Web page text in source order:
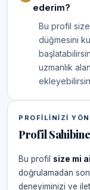
ederim?
Bu profil
düğmesini
uzmanlık
PROFILINIZI
Profil
Bu profil size mi
doğrulamadan
deneyiminizi ve